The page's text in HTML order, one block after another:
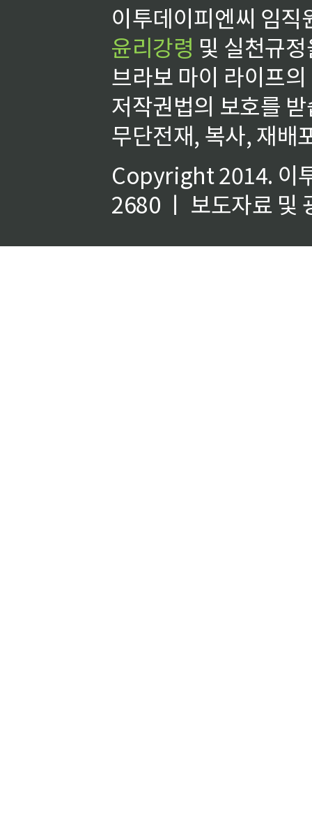
이투데이피엔씨 임
윤리강령 및 실천규
브라보 마이 라이프
저작권법의 보호를
무단전재, 복사, 재배
Copyright 2014. 이
2680 ㅣ 보도자료